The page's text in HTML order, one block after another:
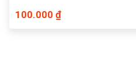
100.000 ₫